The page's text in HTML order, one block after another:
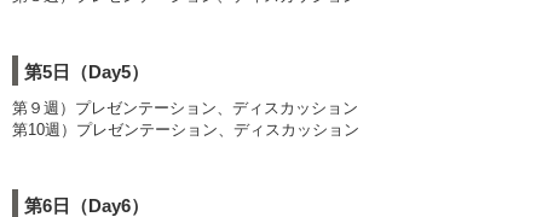
第5日（Day5）
第９週）プレゼンテーション、ディスカッション
第10週）プレゼンテーション、ディスカッション
第6日（Day6）